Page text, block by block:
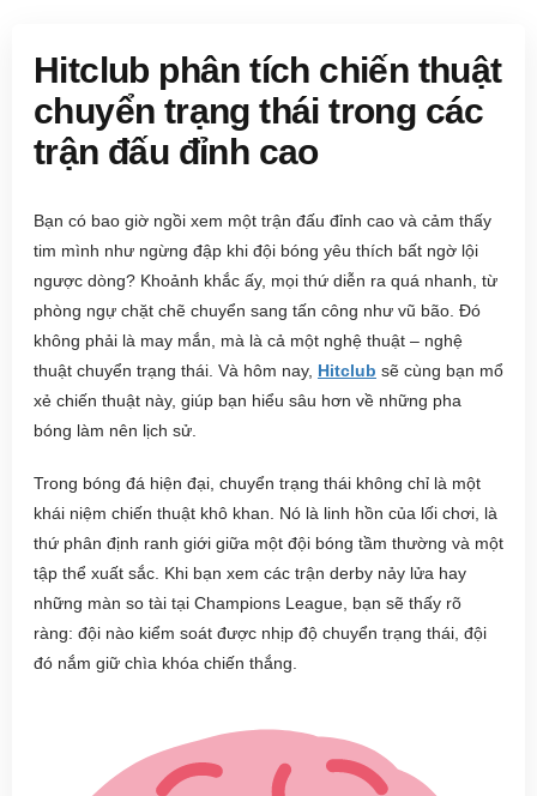
Hitclub phân tích chiến thuật
chuyển trạng thái trong các
trận đấu đỉnh cao
Bạn có bao giờ ngồi xem một trận đấu đỉnh cao và cảm thấy
tim mình như ngừng đập khi đội bóng yêu thích bất ngờ lội
ngược dòng? Khoảnh khắc ấy, mọi thứ diễn ra quá nhanh, từ
phòng ngự chặt chẽ chuyển sang tấn công như vũ bão. Đó
không phải là may mắn, mà là cả một nghệ thuật – nghệ
thuật chuyển trạng thái. Và hôm nay, Hitclub sẽ cùng bạn mổ
xẻ chiến thuật này, giúp bạn hiểu sâu hơn về những pha
bóng làm nên lịch sử.
Trong bóng đá hiện đại, chuyển trạng thái không chỉ là một
khái niệm chiến thuật khô khan. Nó là linh hồn của lối chơi, là
thứ phân định ranh giới giữa một đội bóng tầm thường và một
tập thể xuất sắc. Khi bạn xem các trận derby nảy lửa hay
những màn so tài tại Champions League, bạn sẽ thấy rõ
ràng: đội nào kiểm soát được nhịp độ chuyển trạng thái, đội
đó nắm giữ chìa khóa chiến thắng.